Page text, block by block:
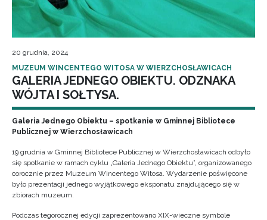
20 grudnia, 2024
MUZEUM WINCENTEGO WITOSA W WIERZCHOSŁAWICACH
GALERIA JEDNEGO OBIEKTU. ODZNAKA
WÓJTA I SOŁTYSA.
Galeria Jednego Obiektu – spotkanie w Gminnej Bibliotece
Publicznej w Wierzchosławicach
19 grudnia w Gminnej Bibliotece Publicznej w Wierzchosławicach odbyło
się spotkanie w ramach cyklu „Galeria Jednego Obiektu”, organizowanego
corocznie przez Muzeum Wincentego Witosa. Wydarzenie poświęcone
było prezentacji jednego wyjątkowego eksponatu znajdującego się w
zbiorach muzeum.
Podczas tegorocznej edycji zaprezentowano XIX-wieczne symbole